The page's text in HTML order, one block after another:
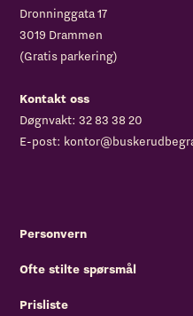
Dronninggata 17
3019 Drammen
(Gratis parkering)
Kontakt oss
Døgnvakt:32 83 38 20
E-post:
Personvern
Ofte stilte spørsmål
Prisliste